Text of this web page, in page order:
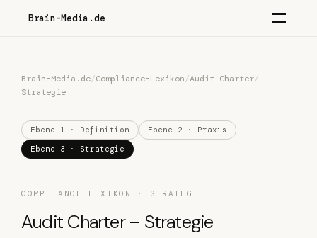
Brain-Media.de
Brain-Media.de/Compliance-Lexikon/Audit Charter/
Strategie
Ebene 1 · Definition
Ebene 2 · Praxis
Ebene 3 · Strategie
COMPLIANCE-LEXIKON · STRATEGIE
Audit Charter – Strategie